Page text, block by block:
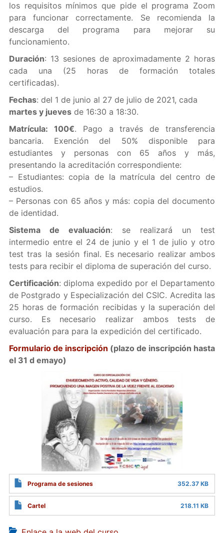
los requisitos mínimos que pide el programa Zoom
para funcionar correctamente. Se recomienda la
descarga del programa para mejorar su
funcionamiento.
Duración: 13 sesiones de aproximadamente 2 horas
cada una (25 horas de formación totales
certificadas).
Fechas: del 1 de junio al 27 de julio de 2021, cada
martes y juevesde 16:30 a 18:30.
Matrícula: 100€. Pago a través de transferencia
bancaria. Exención del 50% disponible para
estudiantes y personas con 65 años y más,
presentando la acreditación correspondiente:
– Estudiantes: copia de la matrícula del centro de
estudios.
– Personas con 65 años y más: copia del documento
de identidad.
Sistema de evaluación: se realizará un test
intermedio entre el 24 de junio y el 1 de julio y otro
test tras la sesión final. Es necesario realizar ambos
tests para recibir el diploma de superación del curso.
Certificación: diploma expedido por el Departamento
de Postgrado y Especialización del CSIC. Acredita las
25 horas de formación recibidas y la superación del
curso. Es necesario realizar ambos tests de
evaluación para para la expedición del certificado.
Formulario de inscripción (plazo de inscripción hasta
el 31 d emayo)
Programa de sesiones 352.37 KB
Cartel 218.11 KB